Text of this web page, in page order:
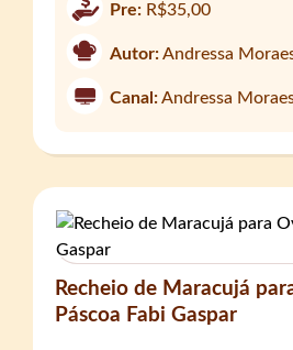
Pre: R$35,00
Autor:Andressa
Canal:Andressa
Recheio de Maracujá
Páscoa Fabi Gaspar